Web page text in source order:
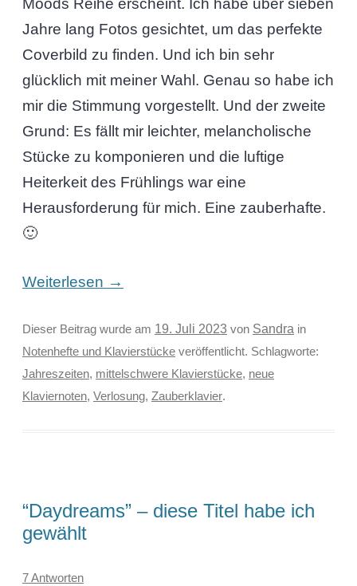
Moods Reihe erscheint. Ich habe über sieben
Jahre lang Fotos gesichtet, um das perfekte
Coverbild zu finden. Und ich bin sehr
glücklich mit meiner Wahl. Genau so habe ich
mir die Stimmung vorgestellt. Und der zweite
Grund: Es fällt mir leichter, melancholische
Stücke zu komponieren und die luftige
Heiterkeit des Frühlings war eine
Herausforderung für mich. Eine zauberhafte.
🙂
Weiterlesen →
Dieser Beitrag wurde am 19. Juli 2023 von Sandra in
Notenhefte und Klavierstückeveröffentlicht. Schlagworte:
Jahreszeiten, mittelschwere Klavierstücke, neue
Klaviernoten, Verlosung, Zauberklavier.
“Daydreams” – diese Titel habe ich
gewählt
7 Antworten